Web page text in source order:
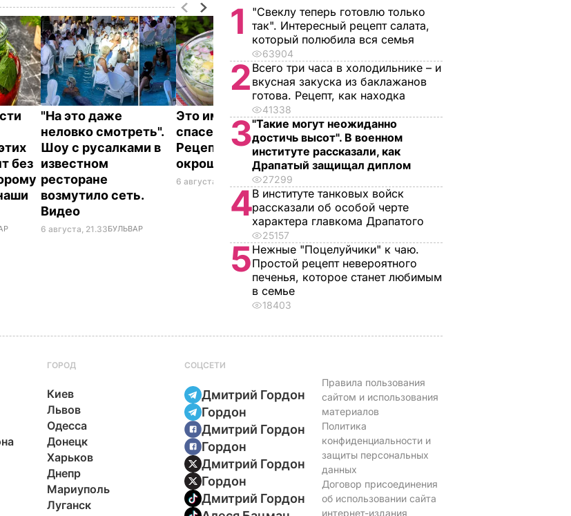
без
"На это даже
неловко смотреть".
Шоу с русалками в
известном
ресторане
возмутило сеть.
Видео
6 августа, 21.33БУЛЬВАР
Это именно то, что
спасет в жару.
Рецепт вкуснейшей
окрошки
6 августа, 18.21 БУЛЬВАР
"Хрустящие
снаружи и нежные
внутри". Самые
вкусные жареные
6 августа, 18.09БУЛЬВАР
1
"Свеклу теперь готовлю только
так". Интересный рецепт салата,
который полюбила вся семья
63904
2 Всего три часа в холодильнике – и
вкусная закуска из баклажанов
готова. Рецепт, как находка
41338
3"Такие могут неожиданно
достичь высот". В военном
институте рассказали, как
Драпатый защищал диплом
27299
4В институте танковых войск
рассказали об особой черте
характера главкома Драпатого
25157
5Нежные "Поцелуйчики" к чаю.
Простой рецепт невероятного
печенья, которое станет любимым
в семье
18403
ГОРОД
Киев
Львов
Одесса
Донецк
Харьков
Днепр
Мариуполь
Луганск
СОЦСЕТИ
Дмитрий Гордон
Гордон
Дмитрий Гордон
Гордон
Дмитрий Гордон
Гордон
Дмитрий Гордон
Правила пользования
сайтом и использования
материалов
Политика
конфиденциальности и
защиты персональных
данных
Договор присоединения
об использовании сайта
интернет-издания